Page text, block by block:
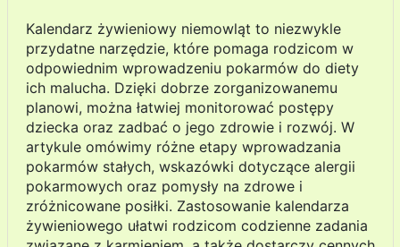
Kalendarz żywieniowy niemowląt to niezwykle
przydatne narzędzie, które pomaga rodzicom w
odpowiednim wprowadzeniu pokarmów do diety
ich malucha. Dzięki dobrze zorganizowanemu
planowi, można łatwiej monitorować postępy
dziecka oraz zadbać o jego zdrowie i rozwój. W
artykule omówimy różne etapy wprowadzania
pokarmów stałych, wskazówki dotyczące alergii
pokarmowych oraz pomysły na zdrowe i
zróżnicowane posiłki. Zastosowanie kalendarza
żywieniowego ułatwi rodzicom codzienne zadania